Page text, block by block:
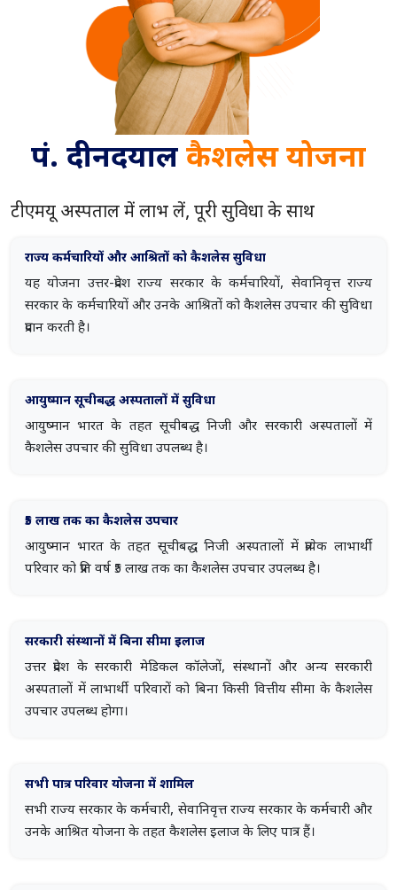
पं. दीनदयाल कैशलेस योजना
टीएमयू अस्पताल में लाभ लें, पूरी सुविधा के साथ
राज्य कर्मचारियों और आश्रितों को कैशलेस सुविधा
यह योजना उत्तर-प्रदेश राज्य सरकार के कर्मचारियों, सेवानिवृत्त राज्य
सरकार के कर्मचारियों और उनके आश्रितों को कैशलेस उपचार की सुविधा
प्रदान करती है।
आयुष्मान सूचीबद्ध अस्पतालों में सुविधा
आयुष्मान भारत के तहत सूचीबद्ध निजी और सरकारी अस्पतालों में
कैशलेस उपचार की सुविधा उपलब्ध है।
₹5 लाख तक का कैशलेस उपचार
आयुष्मान भारत के तहत सूचीबद्ध निजी अस्पतालों में प्रत्येक लाभार्थी
परिवार को प्रति वर्ष ₹5 लाख तक का कैशलेस उपचार उपलब्ध है।
सरकारी संस्थानों में बिना सीमा इलाज
उत्तर प्रदेश के सरकारी मेडिकल कॉलेजों, संस्थानों और अन्य सरकारी
अस्पतालों में लाभार्थी परिवारों को बिना किसी वित्तीय सीमा के कैशलेस
उपचार उपलब्ध होगा।
सभी पात्र परिवार योजना में शामिल
सभी राज्य सरकार के कर्मचारी, सेवानिवृत्त राज्य सरकार के कर्मचारी और
उनके आश्रित योजना के तहत कैशलेस इलाज के लिए पात्र हैं।